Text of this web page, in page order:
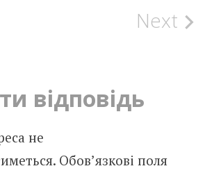
Next
відповідь
не
Обов’язкові поля